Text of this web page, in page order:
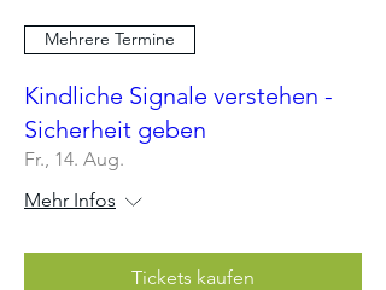
Mehrere Termine
Kindliche Signale verstehen -
Sicherheit geben
Fr., 14. Aug.
Mehr Infos
Tickets kaufen